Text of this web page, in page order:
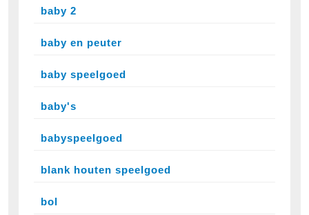
baby 2
baby en peuter
baby speelgoed
baby's
babyspeelgoed
blank houten speelgoed
bol